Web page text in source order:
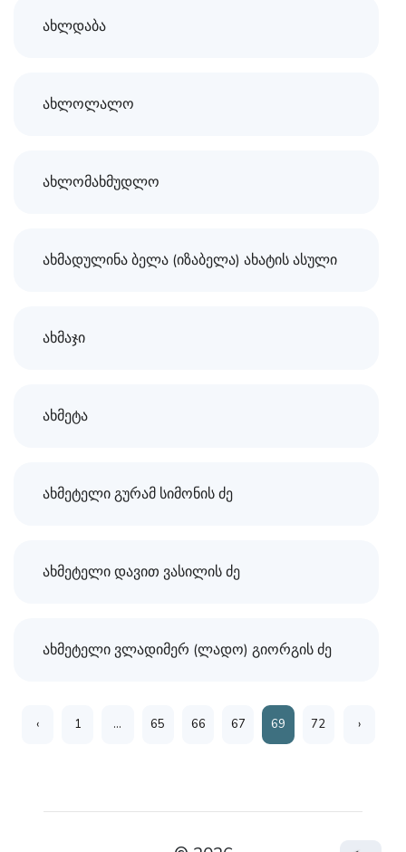
ახლდაბა
ახლოლალო
ახლომახმუდლო
ახმადულინა ბელა (იზაბელა) ახატის ასული
ახმაჯი
ახმეტა
ახმეტელი გურამ სიმონის ძე
ახმეტელი დავით ვასილის ძე
ახმეტელი ვლადიმერ (ლადო) გიორგის ძე
‹ 1 ... 65 66 67 69 72 ›